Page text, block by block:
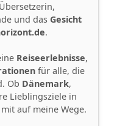
und das Gesicht
.
Reiseerlebnisse,
für alle, die
Ob Dänemark,
Lieblingsziele in
auf meine Wege.